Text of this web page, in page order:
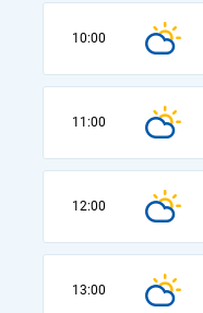
10:00
11:00
12:00
13:00